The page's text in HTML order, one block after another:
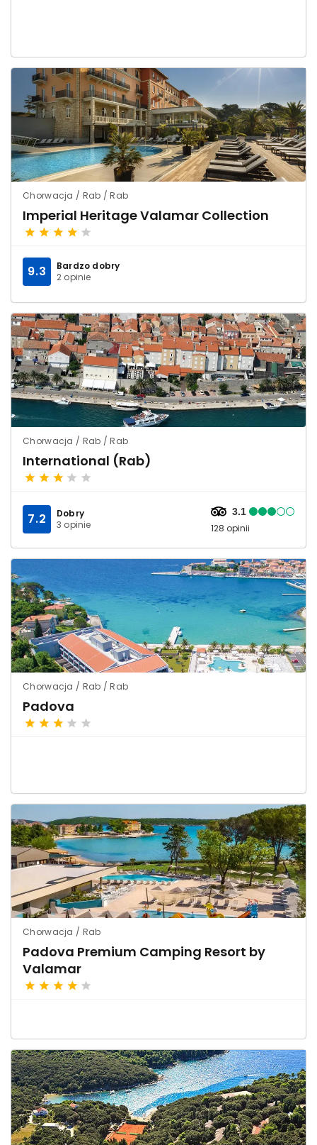
Chorwacja / Rab / Rab
Imperial Heritage Valamar Collection
Bardzo dobry
2 opinie
9.3
Chorwacja / Rab / Rab
International (Rab)
Dobry
3 opinie
7.2 3.1
128 opinii
Chorwacja / Rab / Rab
Padova
Chorwacja / Rab
Padova Premium Camping Resort by
Valamar